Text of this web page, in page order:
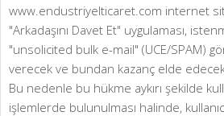
www.endustriyelticaret.com internet
"Arkadaşını Davet Et" uygulaması,
"unsolicited bulk e-mail" (UCE/SPAM)
verecek ve bundan kazanç elde
Bu nedenle bu hükme aykırı şekilde
işlemlerde bulunulması halinde,